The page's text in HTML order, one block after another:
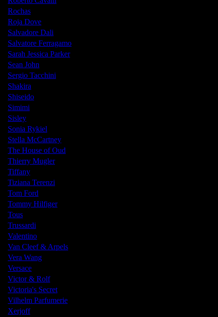
Rochas
Roja Dove
Salvadore Dali
Salvatore Ferragamo
Sarah Jessica Parker
Sean John
Sergio Tacchini
Shakira
Shiseido
Simimi
Sisley
Sonia Rykiel
Stella McCartney
The House of Oud
Thierry Mugler
Tiffany
Tiziana Terenzi
Tom Ford
Tommy Hilfiger
Tous
Trussardi
Valentino
Van Cleef & Arpels
Vera Wang
Versace
Victor & Rolf
Victoria's Secret
Vilhelm Parfumerie
Xerjoff